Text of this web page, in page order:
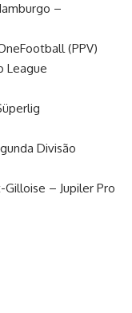
–
(PPV)
League
Divisão
Gilloise – Jupiler Pro